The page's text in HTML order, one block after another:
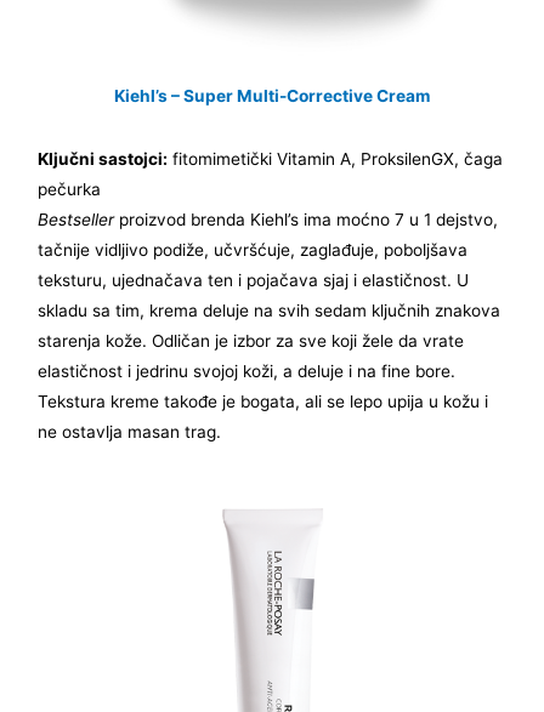
Kiehl’s – Super Multi-Corrective Cream
Ključni sastojci: fitomimetički Vitamin A, ProksilenGX, čaga
pečurka
Bestseller proizvod brenda Kiehl’s ima moćno 7 u 1 dejstvo,
tačnije vidljivo podiže, učvršćuje, zaglađuje, poboljšava
teksturu, ujednačava ten i pojačava sjaj i elastičnost. U
skladu sa tim, krema deluje na svih sedam ključnih znakova
starenja kože. Odličan je izbor za sve koji žele da vrate
elastičnost i jedrinu svojoj koži, a deluje i na fine bore.
Tekstura kreme takođe je bogata, ali se lepo upija u kožu i
ne ostavlja masan trag.